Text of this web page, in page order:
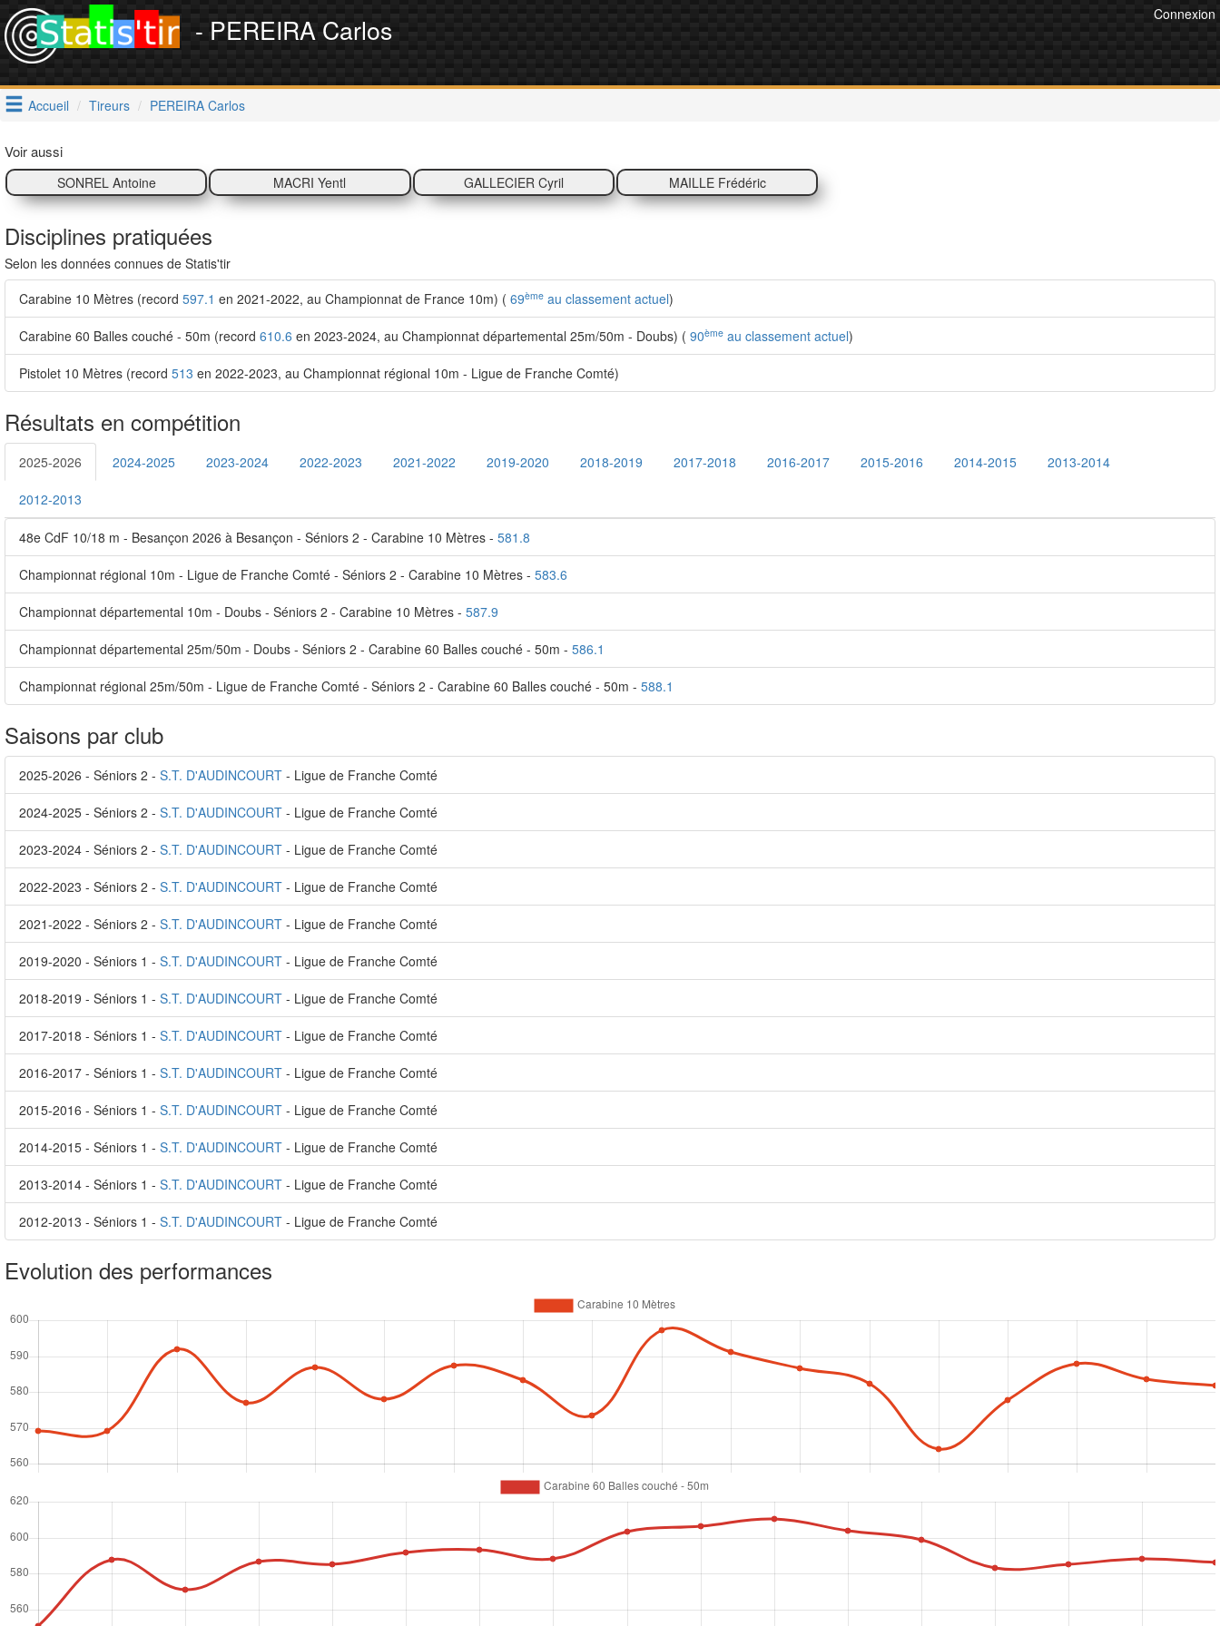
Connexion
- PEREIRA Carlos
Accueil Tireurs PEREIRA Carlos
Voir aussi
SONREL Antoine MACRI Yentl GALLECIER Cyril MAILLE Frédéric
Disciplines pratiquées
Selon les données connues de Statis'tir
Carabine 10 Mètres (record 597.1 en 2021-2022, au Championnat de France 10m) ( 69ème au classement actuel)
Carabine 60 Balles couché - 50m (record 610.6 en 2023-2024, au Championnat départemental 25m/50m - Doubs) ( 90ème au classement actuel)
Pistolet 10 Mètres (record 513 en 2022-2023, au Championnat régional 10m - Ligue de Franche Comté)
Résultats en compétition
2025-2026 2024-2025 2023-2024 2022-2023 2021-2022 2019-2020 2018-2019 2017-2018 2016-2017 2015-2016 2014-2015 2013-2014
2012-2013
48e CdF 10/18 m - Besançon 2026 à Besançon - Séniors 2 - Carabine 10 Mètres - 581.8
Championnat régional 10m - Ligue de Franche Comté - Séniors 2 - Carabine 10 Mètres - 583.6
Championnat départemental 10m - Doubs - Séniors 2 - Carabine 10 Mètres - 587.9
Championnat départemental 25m/50m - Doubs - Séniors 2 - Carabine 60 Balles couché - 50m - 586.1
Championnat régional 25m/50m - Ligue de Franche Comté - Séniors 2 - Carabine 60 Balles couché - 50m - 588.1
Saisons par club
2025-2026 - Séniors 2 - S.T. D'AUDINCOURT - Ligue de Franche Comté
2024-2025 - Séniors 2 - S.T. D'AUDINCOURT - Ligue de Franche Comté
2023-2024 - Séniors 2 - S.T. D'AUDINCOURT - Ligue de Franche Comté
2022-2023 - Séniors 2 - S.T. D'AUDINCOURT - Ligue de Franche Comté
2021-2022 - Séniors 2 - S.T. D'AUDINCOURT - Ligue de Franche Comté
2019-2020 - Séniors 1 - S.T. D'AUDINCOURT - Ligue de Franche Comté
2018-2019 - Séniors 1 - S.T. D'AUDINCOURT - Ligue de Franche Comté
2017-2018 - Séniors 1 - S.T. D'AUDINCOURT - Ligue de Franche Comté
2016-2017 - Séniors 1 - S.T. D'AUDINCOURT - Ligue de Franche Comté
2015-2016 - Séniors 1 - S.T. D'AUDINCOURT - Ligue de Franche Comté
2014-2015 - Séniors 1 - S.T. D'AUDINCOURT - Ligue de Franche Comté
2013-2014 - Séniors 1 - S.T. D'AUDINCOURT - Ligue de Franche Comté
2012-2013 - Séniors 1 - S.T. D'AUDINCOURT - Ligue de Franche Comté
Evolution des performances